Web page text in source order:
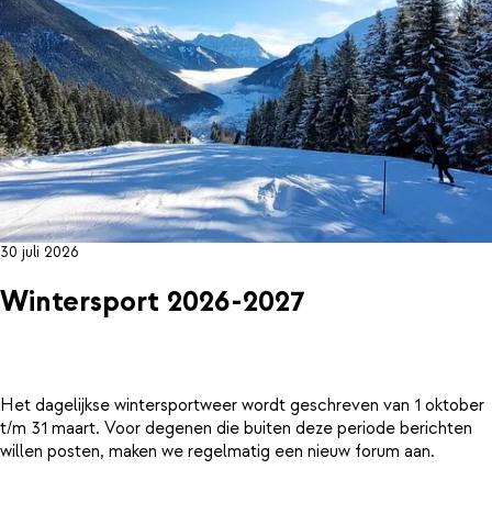
30 juli 2026
Wintersport 2026-2027
Het dagelijkse wintersportweer wordt geschreven van 1 oktober
t/m 31 maart. Voor degenen die buiten deze periode berichten
willen posten, maken we regelmatig een nieuw forum aan.